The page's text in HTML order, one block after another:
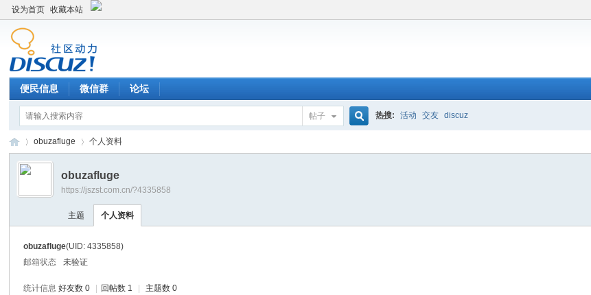
设为首页 收藏本站
便民信息 微信群 论坛
帖子 热搜: 活动 交友 discuz
›
obuzafluge 个人资料
obuzafluge
https://jszst.com.cn/?4335858
主题 个人资料
obuzafluge(UID: 4335858)
邮箱状态
未验证
统计信息 好友数 0 回帖数 1 主题数 0